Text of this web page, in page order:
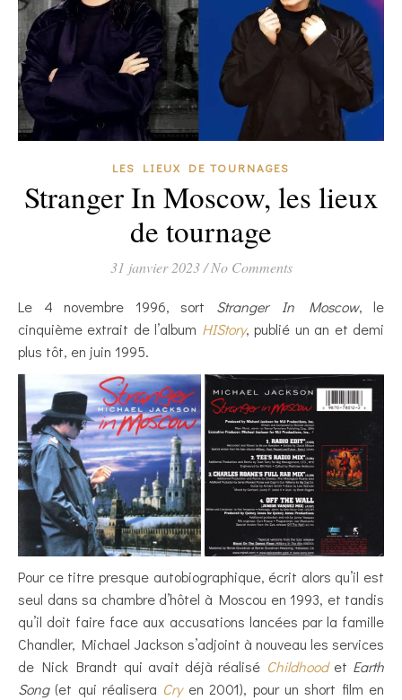
LES LIEUX DE TOURNAGES
Stranger In Moscow, les lieux
de tournage
31 janvier 2023 / No Comments
Le 4 novembre 1996, sort Stranger In Moscow, le
cinquième extrait de l’album HIStory, publié un an et demi
plus tôt, en juin 1995.
Pour ce titre presque autobiographique, écrit alors qu’il est
seul dans sa chambre d’hôtel à Moscou en 1993, et tandis
qu’il doit faire face aux accusations lancées par la famille
Chandler, Michael Jackson s’adjoint à nouveau les services
de Nick Brandt qui avait déjà réalisé Childhoodet Earth
Song(et qui réalisera Cryen 2001), pour un short film en